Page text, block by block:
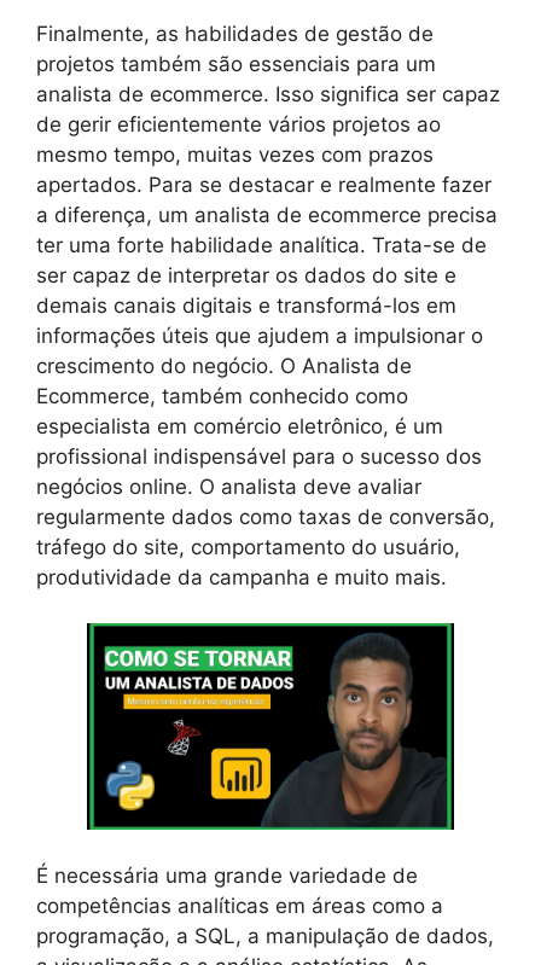
Finalmente, as habilidades de gestão de
projetos também são essenciais para um
analista de ecommerce. Isso significa ser capaz
de gerir eficientemente vários projetos ao
mesmo tempo, muitas vezes com prazos
apertados. Para se destacar e realmente fazer
a diferença, um analista de ecommerce precisa
ter uma forte habilidade analítica. Trata-se de
ser capaz de interpretar os dados do site e
demais canais digitais e transformá-los em
informações úteis que ajudem a impulsionar o
crescimento do negócio. O Analista de
Ecommerce, também conhecido como
especialista em comércio eletrônico, é um
profissional indispensável para o sucesso dos
negócios online. O analista deve avaliar
regularmente dados como taxas de conversão,
tráfego do site, comportamento do usuário,
produtividade da campanha e muito mais.
É necessária uma grande variedade de
competências analíticas em áreas como a
programação, a SQL, a manipulação de dados,